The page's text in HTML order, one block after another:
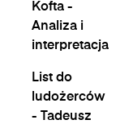
Kofta -
Analiza i
interpretacja
List do
ludożerców
- Tadeusz